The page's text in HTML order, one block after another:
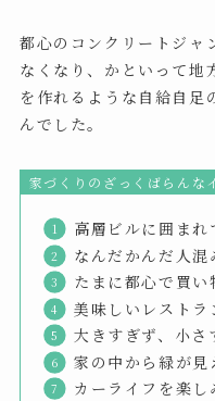
都心のコンクリートジャ
なくなり、かといって地
を作れるような自給自足
んでした。
家づくりのざっくばらんな
高層ビルに囲ま
なんだかんだ人混
たまに都心で買い
美味しいレスト
大きすぎず、小さ
家の中から緑が見
カーライフを楽し